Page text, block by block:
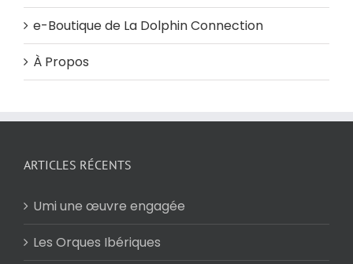
e-Boutique de La Dolphin Connection
À Propos
ARTICLES RÉCENTS
Umi une œuvre engagée
Les Orques Ibériques